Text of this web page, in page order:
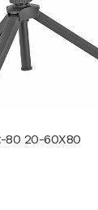
80 20-60X80